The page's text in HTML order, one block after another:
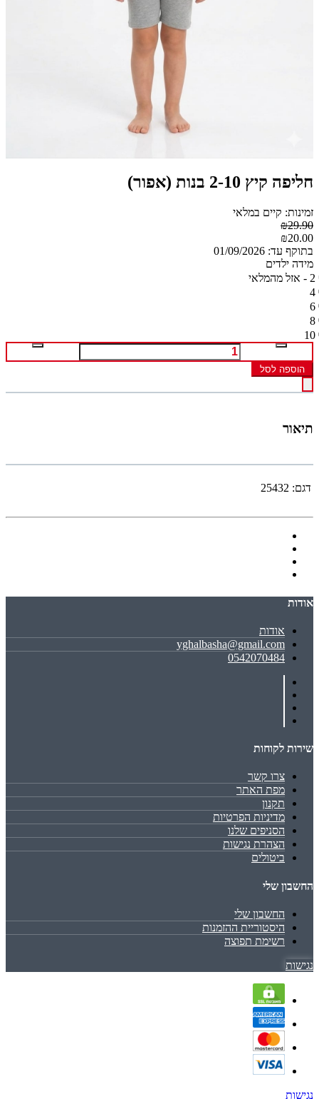
חליפה קיץ 2-10 בנות (אפור)
זמינות: קיים במלאי
₪29.90
₪20.00
בתוקף עד: 01/09/2026
מידה ילדים
2 - אזל מהמלאי
4
6
8
10
הוספה לסל
תיאור
דגם: 25432
אודות
אודות
yghalbasha@gmail.com
0542070484
שירות לקוחות
צרו קשר
מפת האתר
תקנון
מדיניות הפרטיות
הסניפים שלנו
הצהרת נגישות
ביטולים
החשבון שלי
החשבון שלי
היסטוריית ההזמנות
רשימת תפוצה
נגישות
נגישות